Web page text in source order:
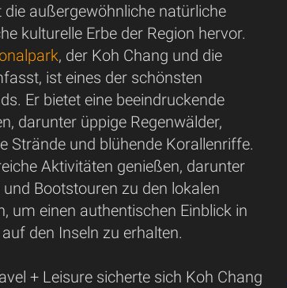
die außergewöhnliche natürliche
kulturelle Erbe der Region hervor.
, der Koh Chang und die
ist eines der schönsten
Er bietet eine beeindruckende
darunter üppige Regenwälder,
Strände und blühende Korallenriffe.
Aktivitäten genießen, darunter
Bootstouren zu den lokalen
um einen authentischen Einblick in
den Inseln zu erhalten.
+ Leisure sicherte sich Koh Chang